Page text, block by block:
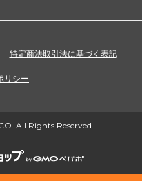
特定商法取引法に基づく表記
リシー
All Rights Reserved